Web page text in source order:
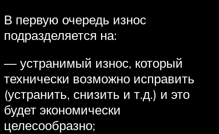
В первую очередь износ
подразделяется на:
— устранимый износ, который
технически возможно исправить
(устранить, снизить и т.д.) и это
будет экономически
целесообразно;